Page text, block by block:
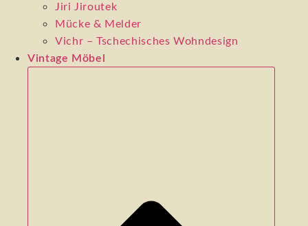
Jiri Jiroutek
Mücke & Melder
Vichr – Tschechisches Wohndesign
Vintage Möbel